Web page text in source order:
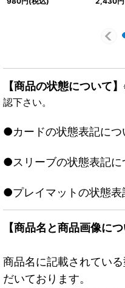
《闇》
【商品の状態について】
認下さい。
●カードの状態表記につ
●スリーブの状態表記に
●プレイマットの状態表
【商品名と商品画像につ
商品名に記載されてい
だいております。